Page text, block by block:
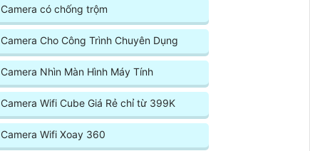
Camera có chống trộm
Camera Cho Công Trình Chuyên Dụng
Camera Nhìn Màn Hình Máy Tính
Camera Wifi Cube Giá Rẻ chỉ từ 399K
Camera Wifi Xoay 360